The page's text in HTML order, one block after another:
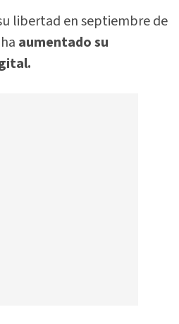
libertad en septiembre de
aumentado su